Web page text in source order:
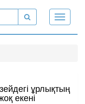
Toggle
ұрлықтың
екені